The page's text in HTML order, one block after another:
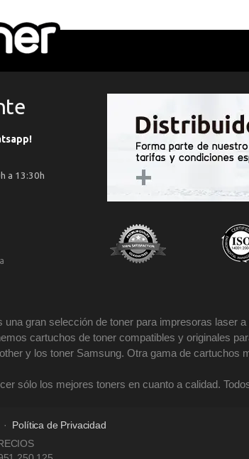
a 13:30h
una gran selección de toner para impresoras laser
cartuchos de toner compatibles y originales
y los toner Samsung. Otra gama de
sólo los mejores toners en cuanto a calidad.
·
Política de Privacidad